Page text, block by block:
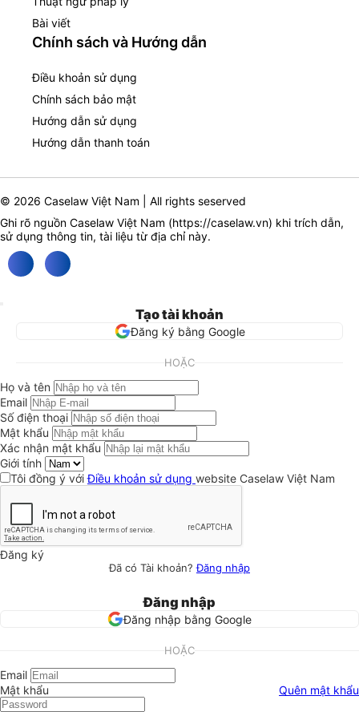
Bài viết
Chính sách và Hướng dẫn
Điều khoản sử dụng
Chính sách bảo mật
Hướng dẫn sử dụng
Hướng dẫn thanh toán
© 2026 Caselaw Việt Nam | All rights seserved
Ghi rõ nguồn Caselaw Việt Nam (https://caselaw.vn) khi trích dẫn,
sử dụng thông tin, tài liệu từ địa chỉ này.
Tạo tài khoản
Đăng ký bằng Google
HOẶC
Họ và tên
Email
Số điện thoại
Mật khẩu
Xác nhận mật khẩu
Giới tính
Tôi đồng ý vớiĐiều khoản sử dụng website Caselaw Việt Nam
Đăng ký
Đã có Tài khoản?Đăng nhập
Đăng nhập
Đăng nhập bằng Google
HOẶC
Email
Mật khẩu
Quên mật khẩu